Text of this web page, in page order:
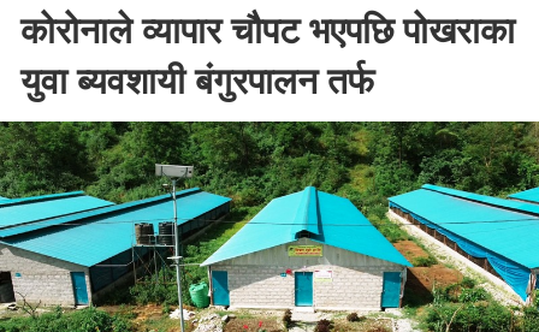
कोरोनाले व्यापार चौपट भएपछि पोखराका
युवा ब्यवशायी बंगुरपालन तर्फ